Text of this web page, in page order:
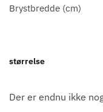
Brystbredde (cm)
størrelse
Der er endnu ikke